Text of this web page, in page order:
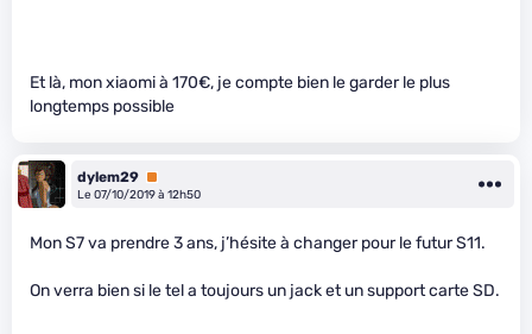
Et là, mon xiaomi à 170€, je compte bien le garder le plus
longtemps possible
dylem29 Premium
Le 07/10/2019 à 12h50
Mon S7 va prendre 3 ans, j’hésite à changer pour le futur S11.
On verra bien si le tel a toujours un jack et un support carte SD.